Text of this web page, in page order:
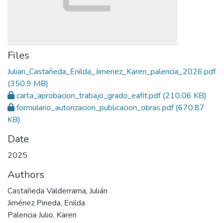
Files
Julian_Castañeda_Enilda_Jimenez_Karen_palencia_2026.pdf
(350.9 MB)
carta_aprobacion_trabajo_grado_eafit.pdf(210.06 KB)
formulario_autorizacion_publicacion_obras.pdf(670.87
KB)
Date
2025
Authors
Castañeda Valderrama, Julián
Jiménez Pineda, Enilda
Palencia Julio, Karen